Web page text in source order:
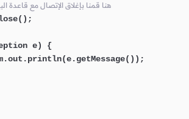
// هنا قمنا بإغلاق الإتصال مع قاعدة
e) {